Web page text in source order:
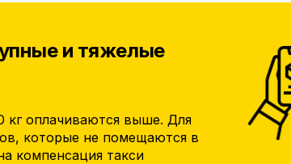
и тяжелые
кг оплачиваются выше. Для
которые не помещаются в
компенсация такси